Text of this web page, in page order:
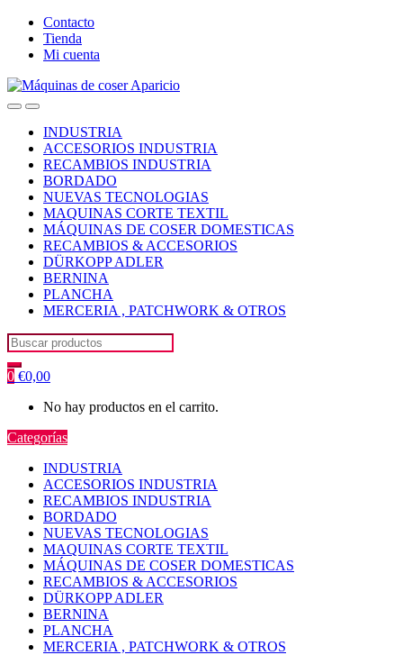
Skip
navigation
Skip
content
Contacto
Tienda
Mi cuenta
OpenClose
INDUSTRIA
ACCESORIOS INDUSTRIA
RECAMBIOS INDUSTRIA
BORDADO
NUEVAS TECNOLOGIAS
MAQUINAS CORTE TEXTIL
MÁQUINAS DE COSER DOMESTICAS
RECAMBIOS & ACCESORIOS
DÜRKOPP ADLER
BERNINA
PLANCHA
MERCERIA , PATCHWORK & OTROS
Search
for:
0 €0,00
No hay productos en el carrito.
Categorías
INDUSTRIA
ACCESORIOS INDUSTRIA
RECAMBIOS INDUSTRIA
BORDADO
NUEVAS TECNOLOGIAS
MAQUINAS CORTE TEXTIL
MÁQUINAS DE COSER DOMESTICAS
RECAMBIOS & ACCESORIOS
DÜRKOPP ADLER
BERNINA
PLANCHA
MERCERIA , PATCHWORK & OTROS